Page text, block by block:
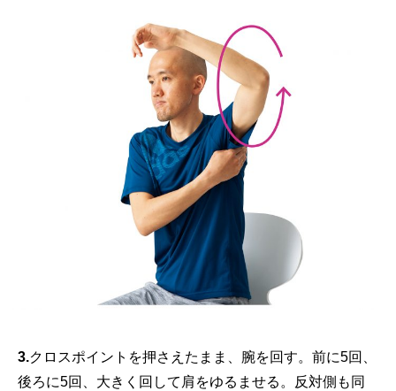
3.クロスポイントを押さえたまま、腕を回す。前に5回、
後ろに5回、大きく回して肩をゆるませる。反対側も同